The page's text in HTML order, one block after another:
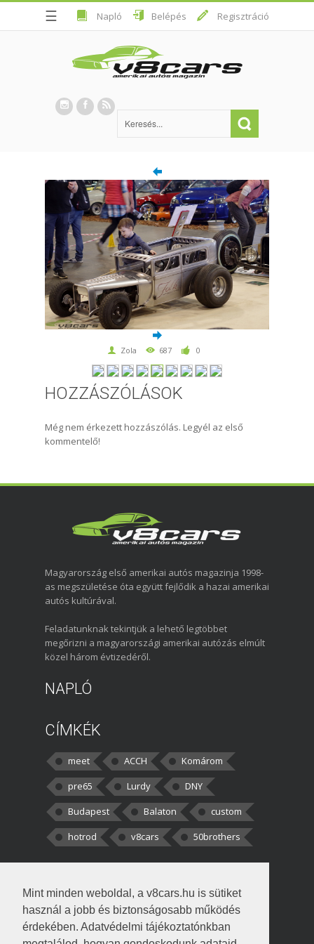
Mint minden weboldal, a v8cars.hu is sütiket
használ a jobb és biztonságosabb működés
érdekében. Adatvédelmi tájékoztatónkban
☰ Napló Belépés Regisztráció
Zola 687 0
HOZZÁSZÓLÁSOK
Még nem érkezett hozzászólás. Legyél az első
kommentelő!
Magyarország első amerikai autós magazinja 1998-
as megszületése óta együtt fejlődik a hazai amerikai
autós kultúrával.
Feladatunknak tekintjük a lehető legtöbbet
megőrizni a magyarországi amerikai autózás elmúlt
közel három évtizedéről.
NAPLÓ
CÍMKÉK
meet ACCH
Komárom
pre65
Lurdy
DNY
Budapest
Balaton
custom
hotrod
v8cars 50brothers
kortisz:Elszúrtam! Én csak két
darabbaal számoltam. Nem tudtam, hogy fél autót,